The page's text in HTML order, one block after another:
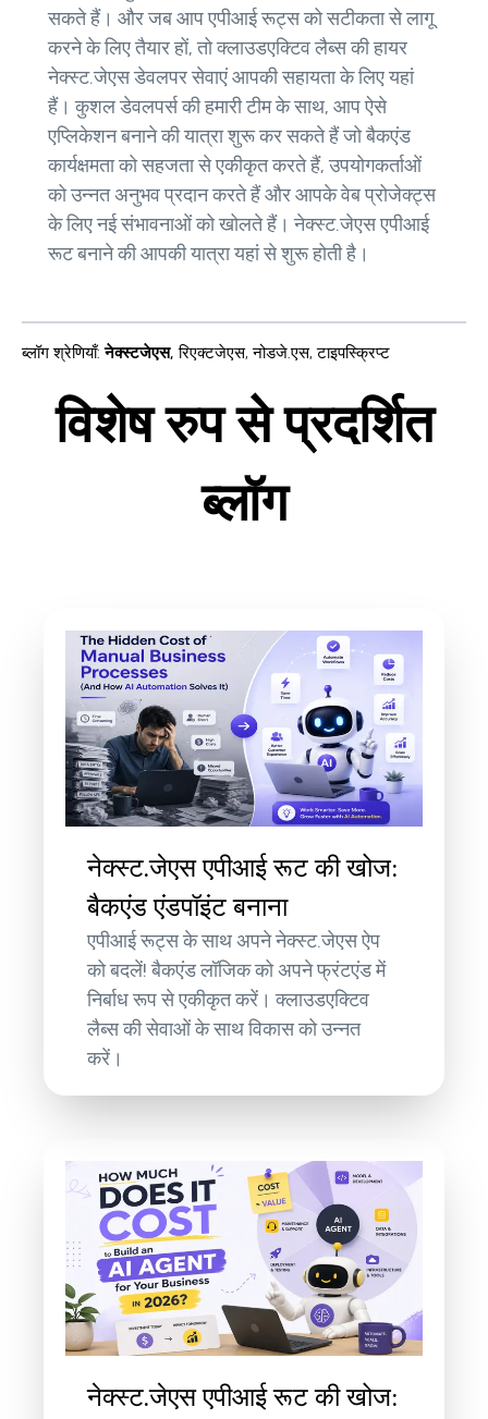
सकते हैं। और जब आप एपीआई रूट्स को सटीकता से लागू
करने के लिए तैयार हों, तो क्लाउडएक्टिव लैब्स की हायर
नेक्स्ट.जेएस डेवलपर सेवाएं आपकी सहायता के लिए यहां
हैं। कुशल डेवलपर्स की हमारी टीम के साथ, आप ऐसे
एप्लिकेशन बनाने की यात्रा शुरू कर सकते हैं जो बैकएंड
कार्यक्षमता को सहजता से एकीकृत करते हैं, उपयोगकर्ताओं
को उन्नत अनुभव प्रदान करते हैं और आपके वेब प्रोजेक्ट्स
के लिए नई संभावनाओं को खोलते हैं। नेक्स्ट.जेएस एपीआई
रूट बनाने की आपकी यात्रा यहां से शुरू होती है।
ब्लॉग श्रेणियाँ: नेक्स्टजेएस, रिएक्टजेएस,नोडजे.एस,टाइपस्क्रिप्ट
विशेष रुप से प्रदर्शित
ब्लॉग
नेक्स्ट.जेएस एपीआई रूट की खोज:
बैकएंड एंडपॉइंट बनाना
एपीआई रूट्स के साथ अपने नेक्स्ट.जेएस ऐप
को बदलें! बैकएंड लॉजिक को अपने फ्रंटएंड में
निर्बाध रूप से एकीकृत करें। क्लाउडएक्टिव
लैब्स की सेवाओं के साथ विकास को उन्नत
करें।
नेक्स्ट.जेएस एपीआई रूट की खोज: